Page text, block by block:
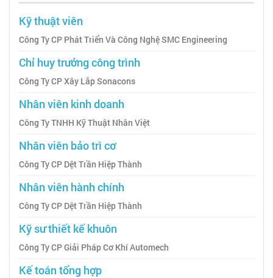
Kỹ thuật viên
Công Ty CP Phát Triển Và Công Nghệ SMC Engineering
Chỉ huy trưởng công trình
Công Ty CP Xây Lắp Sonacons
Nhân viên kinh doanh
Công Ty TNHH Kỹ Thuật Nhân Việt
Nhân viên bảo trì cơ
Công Ty CP Dệt Trần Hiệp Thành
Nhân viên hành chính
Công Ty CP Dệt Trần Hiệp Thành
Kỹ sư thiết kế khuôn
Công Ty CP Giải Pháp Cơ Khí Automech
Kế toán tổng hợp